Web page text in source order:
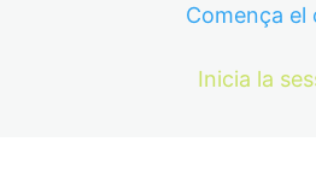
Comença el
Inicia la